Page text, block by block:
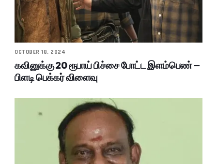
OCTOBER 18, 2024
கவினுக்கு 20 ரூபாய் பிச்சை போட்ட இளம்பெண் –
பிளடி பெக்கர் விளைவு